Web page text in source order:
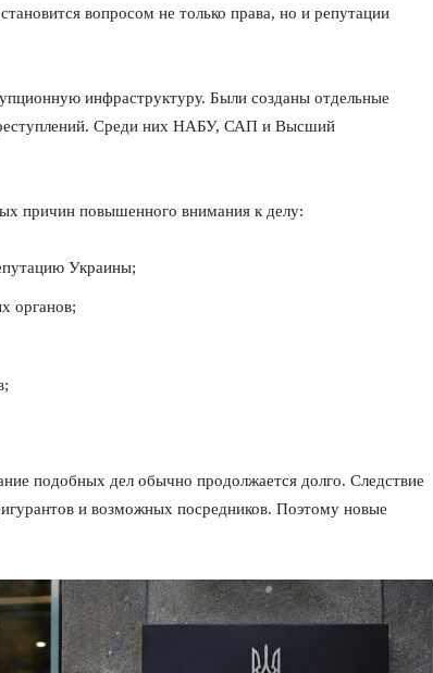
вопросом не только права, но и репутации
инфраструктуру. Были созданы отдельные
Среди них НАБУ, САП и Высший
причин повышенного внимания к делу:
Украины;
органов;
подобных дел обычно продолжается долго. Следствие
и возможных посредников. Поэтому новые